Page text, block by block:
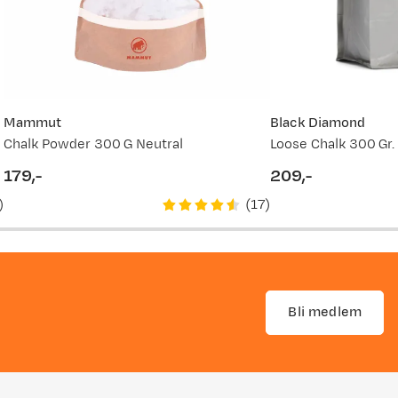
)
Mammut
Chalk Powder 300 G Neutral
179,-
(17)
Black Diamond
Loose Chalk 300
209,-
Bli medlem